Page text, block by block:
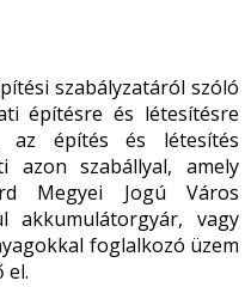
szabályzatáról szóló
építésre és létesítésre
az építés és létesítés
azon szabállyal, amely
Megyei Jogú Város
akkumulátorgyár, vagy
foglalkozó üzem
el.